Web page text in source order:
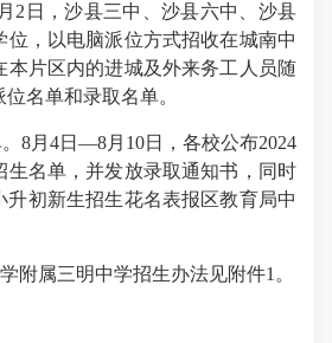
日，沙县三中、沙县六中、沙县
位，以电脑派位方式招收在城南中
本片区内的进城及外来务工人员随
名单和录取名单。
月4日—8月10日，各校公布2024
生名单，并发放录取通知书，同时
升初新生招生花名表报区教育局中
属三明中学招生办法见附件1。